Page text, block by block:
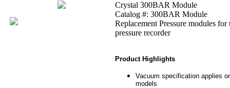
Crystal 300BAR Module
Catalog #: 300BAR Module
Replacement Pressure modules
pressure recorder
Product Highlights
Vacuum specification applies
models